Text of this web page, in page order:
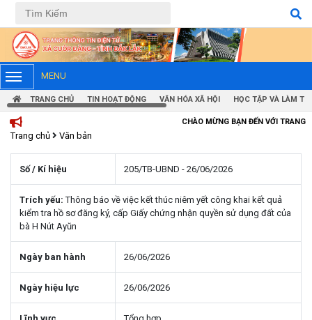
Tiếng Việt Tiếng Anh
MENU
TRANG CHỦ TIN HOẠT ĐỘNG VĂN HÓA XÃ HỘI HỌC TẬP VÀ LÀM
CHÀO MỪNG BẠN ĐẾN VỚI TRANG THÔNG TIN
Trang chủ Văn bản
Số / Kí hiệu 205/TB-UBND - 26/06/2026
Trích yếu:Thông báo về việc kết thúc niêm yết công khai kết quả
kiểm tra hồ sơ đăng ký, cấp Giấy chứng nhận quyền sử dụng đất của
bà H Nút Ayŭn
Ngày ban hành 26/06/2026
Ngày hiệu lực 26/06/2026